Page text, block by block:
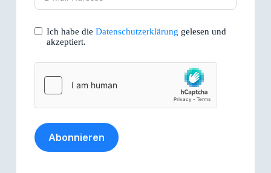
Ich habe die Datenschutzerklärung gelesen und
akzeptiert.
Abonnieren